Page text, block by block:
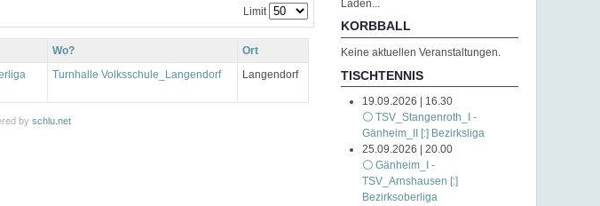
Limit
Wo?
Ort
Turnhalle Volksschule_Langendorf Langendorf
by schlu.net
Laden...
KORBBALL
Keine aktuellen Veranstaltungen.
TISCHTENNIS
19.09.2026 | 16.30
⚪ TSV_Stangenroth_I -
Gänheim_II [:] Bezirksliga
25.09.2026 | 20.00
⚪ Gänheim_I -
TSV_Arnshausen [:]
Bezirksoberliga